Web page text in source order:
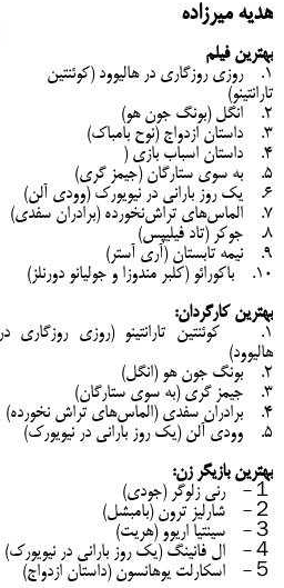
هدیه میرزاده
بهترین فیلم
1. روزی روزگاری در هالیوود (کوئنتین
تارانتینو)
2. انگل (بونگ جون هو)
3. داستان ازدواج (نوح بامباک)
4. داستان اسباب بازی (
5. به سوی ستارگان (جیمز گری)
6. یک روز بارانی در نیویورک (وودی آلن)
7. الماس‌های تراش‌نخورده (برادران سفدی)
8. جوکر (تاد فیلیپس)
9. نیمه تابستان (آری آستر)
10. باکورائو (کلبر مندوزا و جولیانو دورنلز)
بهترین کارگردان:
1. کوئنتین تارانتینو (روزی روزگاری در
هالیوود)
2. بونگ جون هو (انگل)
3. جیمز گری (به سوی ستارگان)
4. برادران سفدی (الماس‌های تراش نخورده)
5. وودی آلن (یک روز بارانی در نیویورک)
بهترین بازیگر زن:
１- رنی زلوگر (جودی)
２- شارلیز ترون (بامبشل)
３- سینتیا اریوو (هریت)
４- ال فانینگ (یک روز بارانی در نیویورک)
５- اسکارلت یوهانسون (داستان ازدواج)